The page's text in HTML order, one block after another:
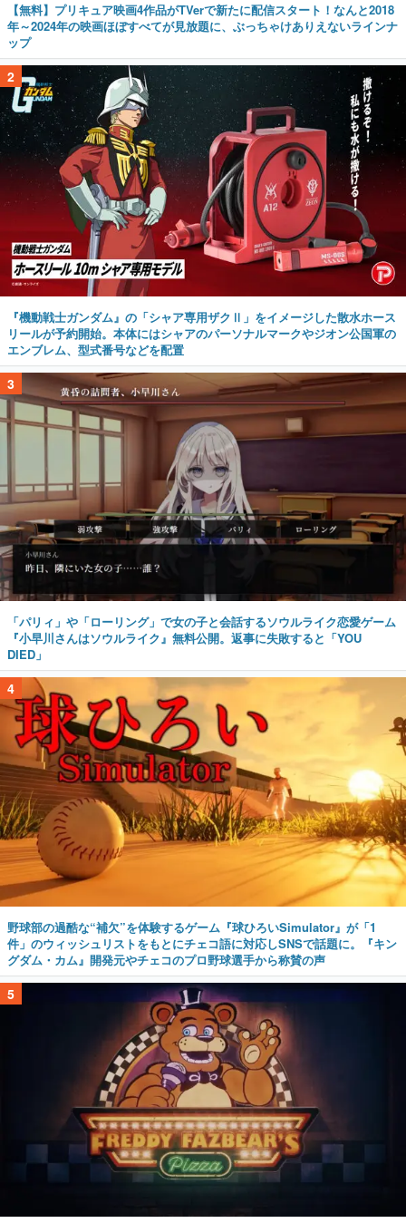
【無料】プリキュア映画4作品がTVerで新たに配信スタート！なんと2018
年～2024年の映画ほぼすべてが見放題に、ぶっちゃけありえないラインナ
ップ
2
『機動戦士ガンダム』の「シャア専用ザクⅡ」をイメージした散水ホース
リールが予約開始。本体にはシャアのパーソナルマークやジオン公国軍の
エンブレム、型式番号などを配置
3
「パリィ」や「ローリング」で女の子と会話するソウルライク恋愛ゲーム
『小早川さんはソウルライク』無料公開。返事に失敗すると「YOU
DIED」
4
野球部の過酷な“補欠”を体験するゲーム『球ひろいSimulator』が「1
件」のウィッシュリストをもとにチェコ語に対応しSNSで話題に。『キン
グダム・カム』開発元やチェコのプロ野球選手から称賛の声
5